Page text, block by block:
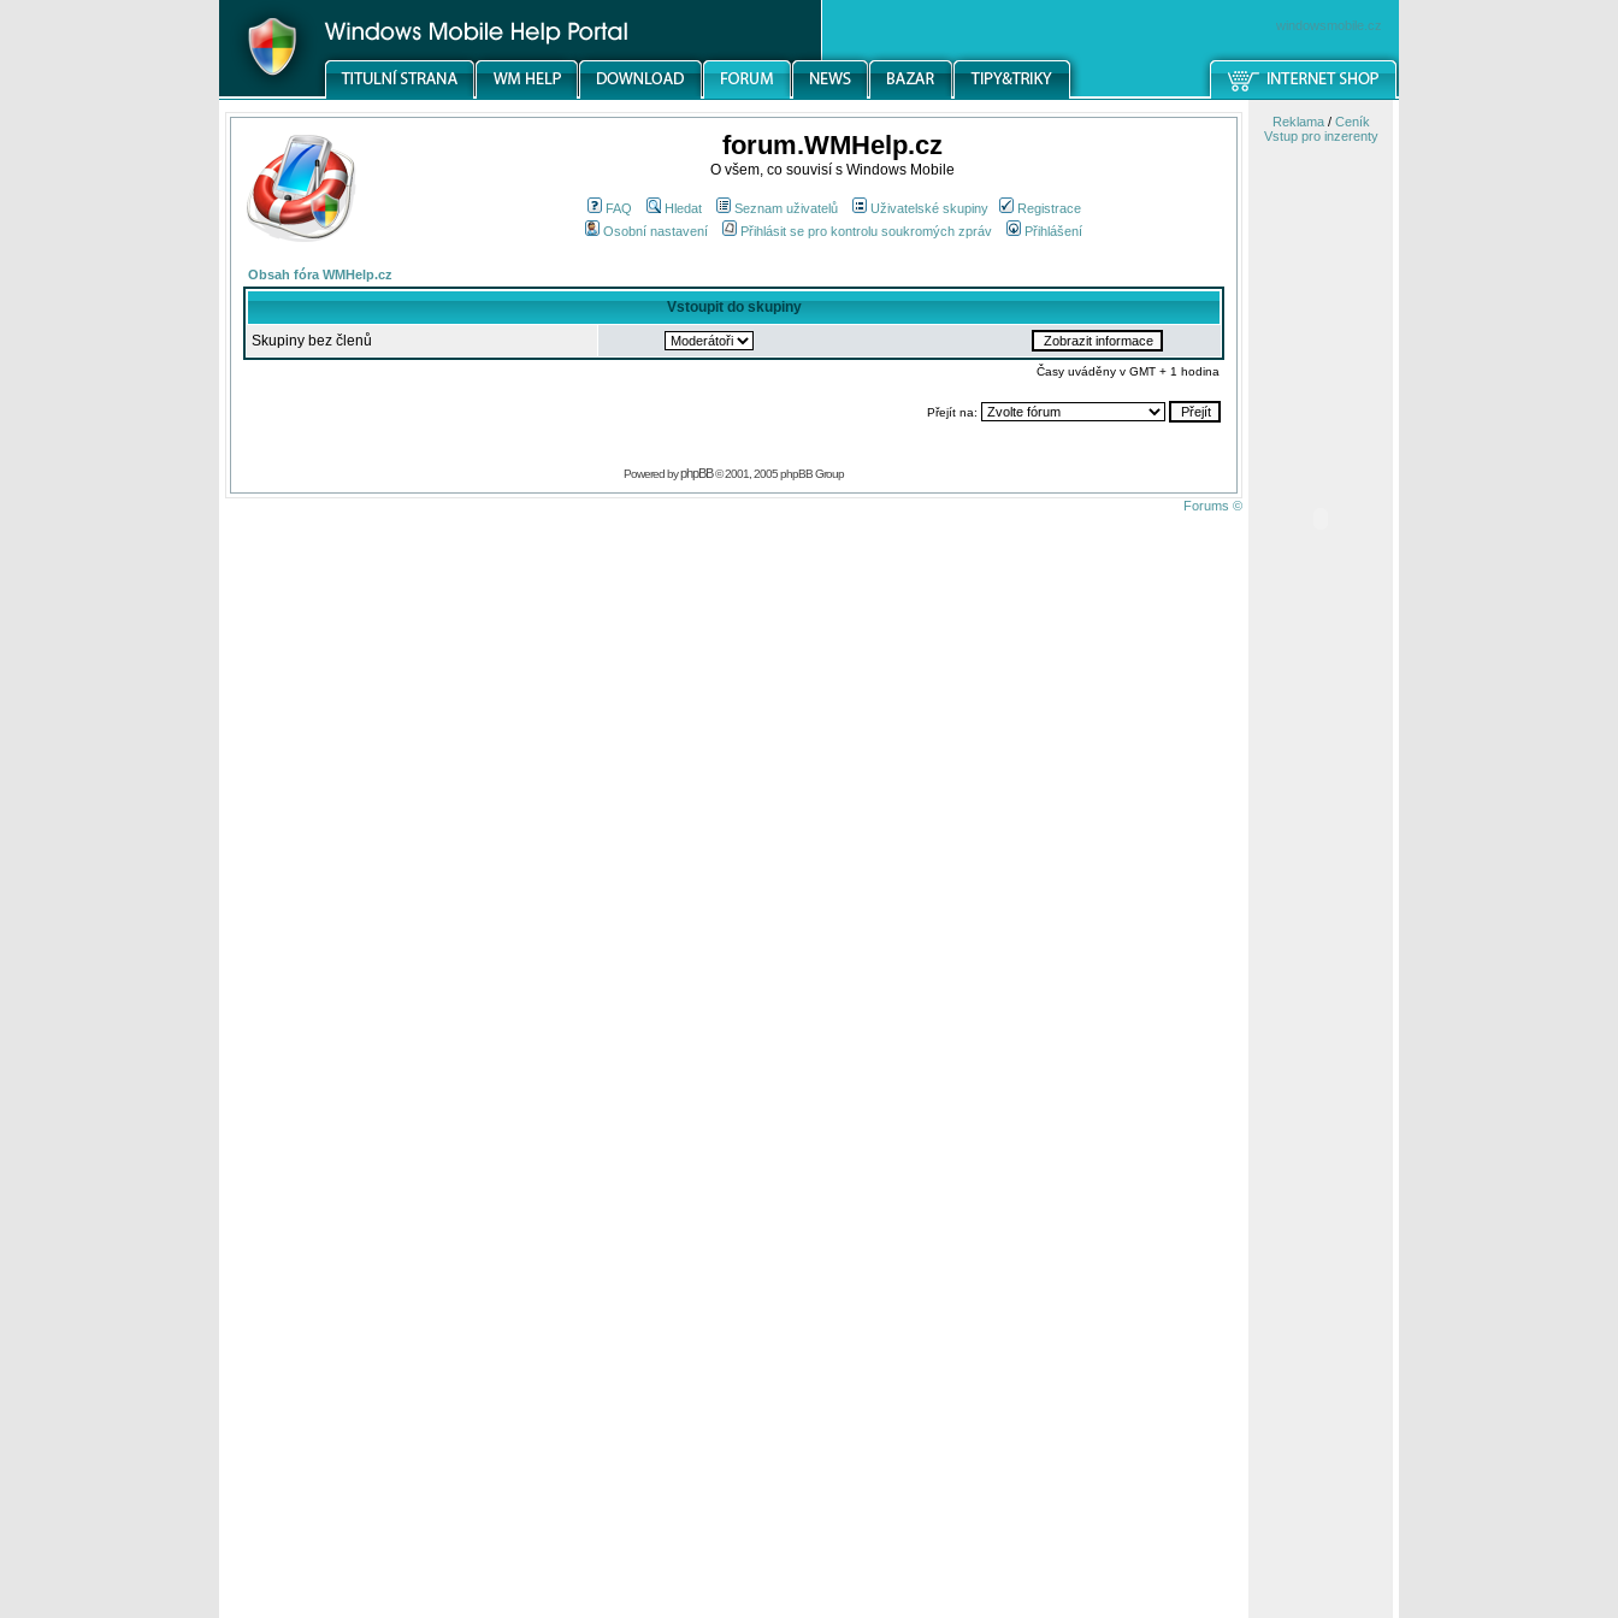
windowsmobile.cz
forum.WMHelp.cz
O všem, co souvisí s Windows Mobile
FAQ Hledat Seznam uživatelů Uživatelské skupiny
Registrace
Osobní nastavení
Přihlásit se pro kontrolu soukromých zpráv Přihlášení
Obsah fóra WMHelp.cz
Vstoupit do skupiny
Skupiny bez členů
Časy uváděny v GMT + 1 hodina
Přejít na:
Powered byphpBB© 2001, 2005 phpBB Group
Forums ©
Reklama/ Ceník
Vstup pro inzerenty